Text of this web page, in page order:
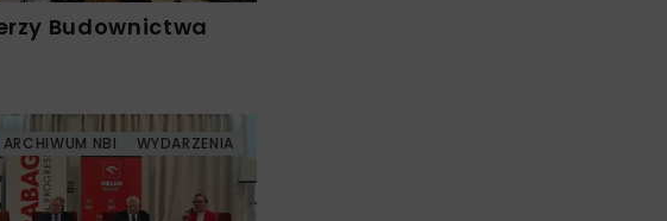
Budownictwa
ARCHIWUM NBI WYDARZENIA